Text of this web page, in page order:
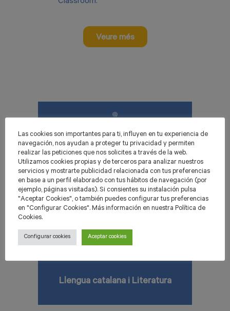
Veure més
Totes les matèries
Matemàtiques
Llengua catalana i Literatura
Las cookies son importantes para ti, influyen en tu experiencia de
navegación, nos ayudan a proteger tu privacidad y permiten
realizar las peticiones que nos solicites a través de la web.
Utilizamos cookies propias y de terceros para analizar nuestros
servicios y mostrarte publicidad relacionada con tus preferencias
en base a un perfil elaborado con tus hábitos de navegación (por
ejemplo, páginas visitadas). Si consientes su instalación pulsa
"Aceptar Cookies", o también puedes configurar tus preferencias
en "Configurar Cookies". Más información en nuestra Política de
Cookies.
Configurar cookies Aceptar cookies